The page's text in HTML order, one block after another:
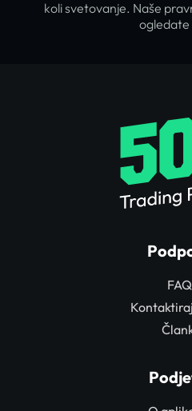
koli svetovanje. Naše
ogledate
FAQ